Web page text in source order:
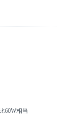
60W相当